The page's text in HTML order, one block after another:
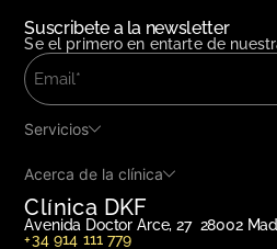
Clínica DKF
Avenida Doctor Arce, 27 28002
+34 914 111 779
Suscribete a la newsletter
Se el primero en entarte de
Servicios
Acerca de la clínica